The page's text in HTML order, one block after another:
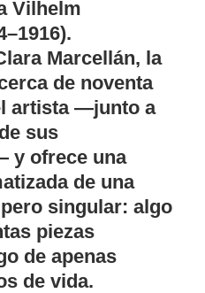
Vilhelm
Marcellán, la
de noventa
artista —junto a
sus
y ofrece una
de una
singular: algo
piezas
de apenas
de vida.